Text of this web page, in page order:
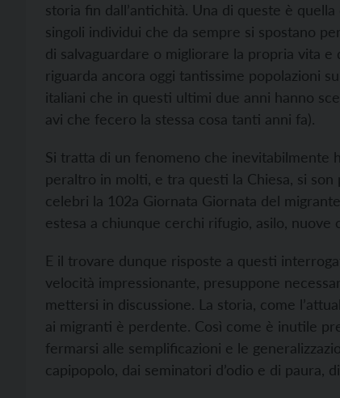
storia fin dall’antichità. Una di queste è
singoli individui che da sempre si spostano
di salvaguardare o migliorare la propria vita
riguarda ancora oggi tantissime popolazioni
italiani che in questi ultimi due anni hanno
avi che fecero la stessa cosa tanti anni fa).
Si tratta di un fenomeno che inevitabilmente
peraltro in molti, e tra questi la Chiesa, si
celebri la 102a Giornata Giornata del
estesa a chiunque cerchi rifugio, asilo, nuove
E il trovare dunque risposte a questi
velocità impressionante, presuppone
mettersi in discussione. La storia, come
ai migranti è perdente. Così come è inutile
fermarsi alle semplificazioni e le
capipopolo, dai seminatori d’odio e di paura,